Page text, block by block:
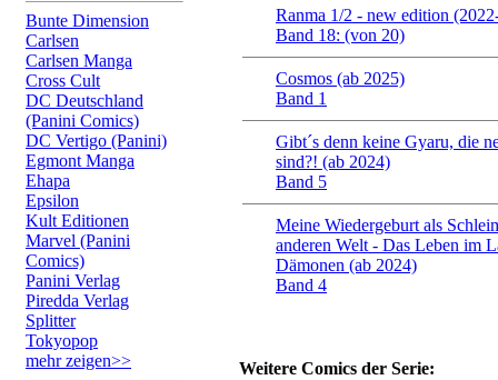
Bunte Dimension
Carlsen
Carlsen Manga
Cross Cult
DC Deutschland
(Panini Comics)
DC Vertigo (Panini)
Egmont Manga
Ehapa
Epsilon
Kult Editionen
Marvel (Panini
Comics)
Panini Verlag
Piredda Verlag
Splitter
Tokyopop
mehr zeigen>>
Ranma 1/2 - new edition
Band 18: (von 20)
Cosmos (ab 2025)
Band 1
Gibt´s denn keine Gyaru, die
sind?! (ab 2024)
Band 5
Meine Wiedergeburt als
anderen Welt - Das Leben im
Dämonen (ab 2024)
Band 4
Weitere Comics der Serie: